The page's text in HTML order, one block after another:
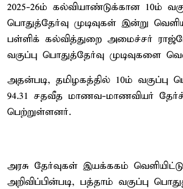
2025-26ம் கல்வியாண்டுக்கான 10ம்
பொதுத்தேர்வு முடிவுகள் இன்று
பள்ளிக் கல்வித்துறை அமைச்சர்
வகுப்பு பொதுத்தேர்வு முடிவுகளை
அதன்படி, தமிழகத்தில் 10ம் வகுப்பு
94.31 சதவீத மாணவ-மாணவியர்
பெற்றுள்ளனர்.
அரசு தேர்வுகள் இயக்ககம்
அறிவிப்பின்படி, பத்தாம் வகுப்பு